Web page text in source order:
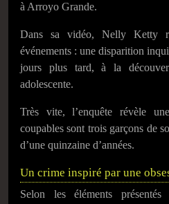
à Arroyo Grande.
Dans sa vidéo, Nelly Ketty
événements : une disparition
jours plus tard, à la
adolescente.
Très vite, l’enquête révèle
coupables sont trois garçons de
d’une quinzaine d’années.
Un crime inspiré par une
Selon les éléments